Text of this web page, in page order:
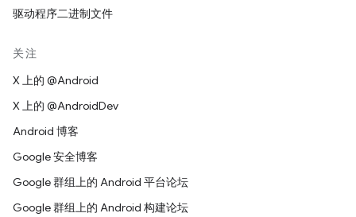
驱动程序二进制文件
关注
X 上的 @Android
X 上的 @AndroidDev
Android 博客
Google 安全博客
Google 群组上的 Android 平台论坛
Google 群组上的 Android 构建论坛